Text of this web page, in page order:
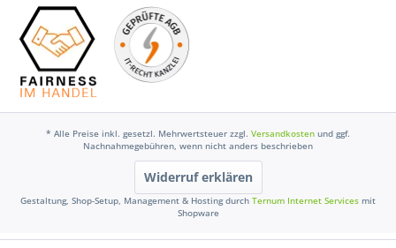
* Alle Preise inkl. gesetzl. Mehrwertsteuer zzgl. Versandkosten und ggf.
Nachnahmegebühren, wenn nicht anders beschrieben
Widerruf erklären
Gestaltung, Shop-Setup, Management & Hosting durch Ternum Internet Services mit
Shopware